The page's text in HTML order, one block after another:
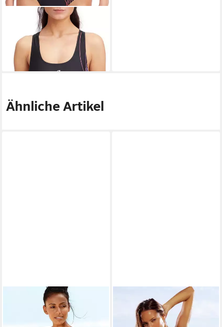
ENERGETICS
Schwimmanzug Da.-
Badeanzug Paula D W
29,99 €
lieferbar - in 4-5 Werktagen bei dir
Ähnliche Artikel